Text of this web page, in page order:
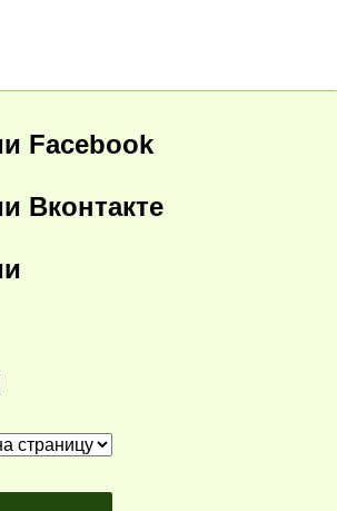
Facebook
Вконтакте